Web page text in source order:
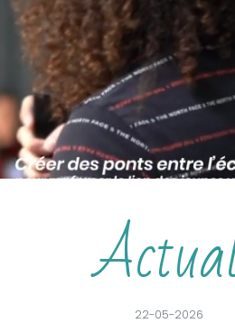
22-05-2026